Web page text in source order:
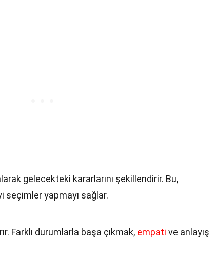
gelecekteki kararlarını şekillendirir. Bu,
seçimler yapmayı sağlar.
Farklı durumlarla başa çıkmak, empati ve anlayış